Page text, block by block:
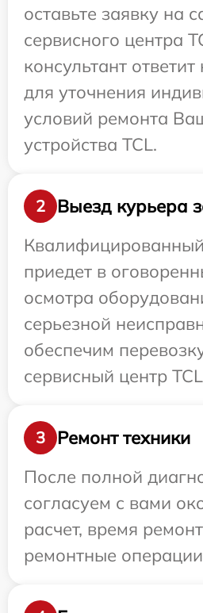
оставьте заявку на
сервисного центра
консультант
для уточнения
условий ремонта
устройства TCL.
2
Выезд курьера
приедет в
осмотра
серьезной
обеспечим
сервисный центр
3
Ремонт техники
После полной
согласуем с вами
расчет, время
ремонтные